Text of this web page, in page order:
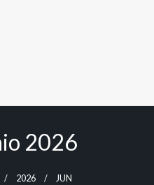
2026
2026 JUN